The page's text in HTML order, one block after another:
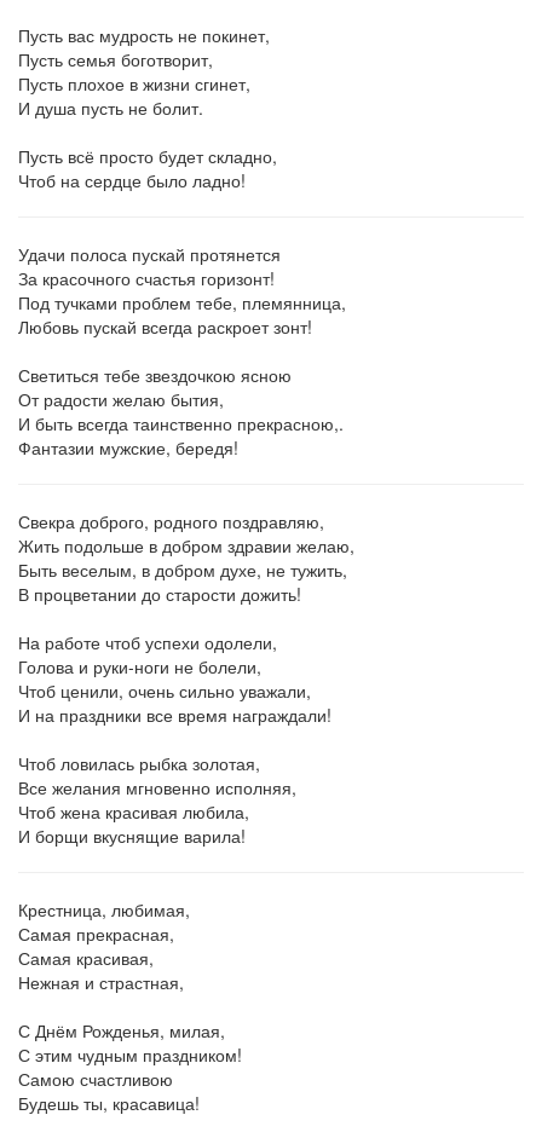
Пусть вас мудрость не покинет,
Пусть семья боготворит,
Пусть плохое в жизни сгинет,
И душа пусть не болит.
Пусть всё просто будет складно,
Чтоб на сердце было ладно!
Удачи полоса пускай протянется
За красочного счастья горизонт!
Под тучками проблем тебе, племянница,
Любовь пускай всегда раскроет зонт!
Светиться тебе звездочкою ясною
От радости желаю бытия,
И быть всегда таинственно прекрасною,.
Фантазии мужские, бередя!
Свекра доброго, родного поздравляю,
Жить подольше в добром здравии желаю,
Быть веселым, в добром духе, не тужить,
В процветании до старости дожить!
На работе чтоб успехи одолели,
Голова и руки-ноги не болели,
Чтоб ценили, очень сильно уважали,
И на праздники все время награждали!
Чтоб ловилась рыбка золотая,
Все желания мгновенно исполняя,
Чтоб жена красивая любила,
И борщи вкуснящие варила!
Крестница, любимая,
Самая прекрасная,
Самая красивая,
Нежная и страстная,
С Днём Рожденья, милая,
С этим чудным праздником!
Самою счастливою
Будешь ты, красавица!